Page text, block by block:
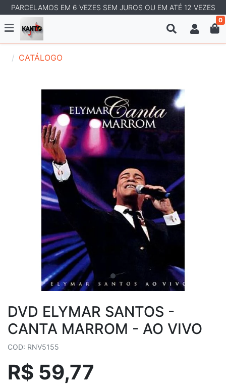
PARCELAMOS EM 6 VEZES SEM JUROS OU EM ATÉ 12 VEZES
0
CATÁLOGO
DVD ELYMAR SANTOS -
CANTA MARROM - AO VIVO
COD: RNV5155
R$ 59,77